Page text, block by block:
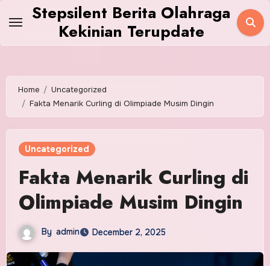
Stepsilent Berita Olahraga
Kekinian Terupdate
Home
Uncategorized
Fakta Menarik Curling di Olimpiade Musim Dingin
Uncategorized
Fakta Menarik Curling di
Olimpiade Musim Dingin
By admin December 2, 2025